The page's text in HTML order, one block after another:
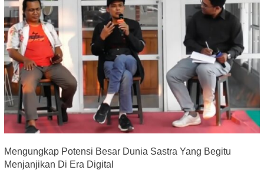
Mengungkap Potensi Besar Dunia Sastra Yang Begitu
Menjanjikan Di Era Digital